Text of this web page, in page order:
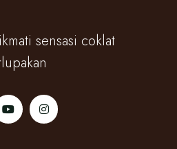
sensasi coklat